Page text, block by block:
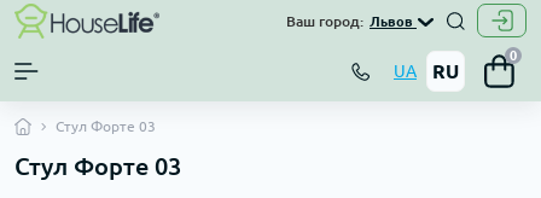
Ваш город: Львов
UA RU
0
Стул Форте 03
Стул Форте 03